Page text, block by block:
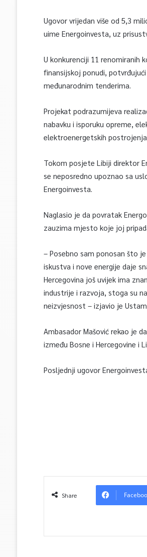
Ugovor vrijedan više od 5,3
uime Energoinvesta, uz
U konkurenciji 11 renomiranih
finansijskoj ponudi,
međunarodnim tenderima.
Projekat podrazumijeva
nabavku i isporuku opreme,
elektroenergetskih postrojenja.
Tokom posjete Libiji direktor
se neposredno upoznao sa
Energoinvesta.
Naglasio je da povratak
zauzima mjesto koje joj
– Posebno sam ponosan što
iskustva i nove energije daje
Hercegovina još uvijek ima
industrije i razvoja, stoga su
neizvjesnost – izjavio je
Ambasador Mašović rekao je
između Bosne i Hercegovine i
Posljednji ugovor
Share